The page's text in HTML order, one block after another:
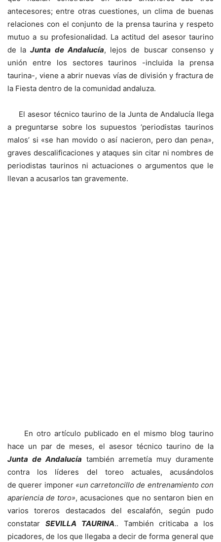
antecesores; entre otras cuestiones, un clima de buenas
relaciones con el conjunto de la prensa taurina y respeto
mutuo a su profesionalidad. La actitud del asesor taurino
de laJunta de Andalucía, lejos de buscar consenso y
unión entre los sectores taurinos -incluida la prensa
taurina-, viene a abrir nuevas vías de división y fractura de
la Fiesta dentro de la comunidad andaluza.
El asesor técnico taurino de la Junta de Andalucía llega
a preguntarse sobre los supuestos ‘periodistas taurinos
malos’ si «se han movido o así nacieron, pero dan pena»,
graves descalificaciones y ataques sin citar ni nombres de
periodistas taurinos ni actuaciones o argumentos que le
llevan a acusarlos tan gravemente.
En otro artículo publicado en el mismo blog taurino
hace un par de meses, el asesor técnico taurino de la
Junta de Andalucía también arremetía muy duramente
contra los líderes del toreo actuales, acusándolos
de querer imponer «un carretoncillo de entrenamiento con
apariencia de toro», acusaciones que no sentaron bien en
varios toreros destacados del escalafón, según pudo
constatar SEVILLA TAURINA.. También criticaba a los
picadores, de los que llegaba a decir de forma general que